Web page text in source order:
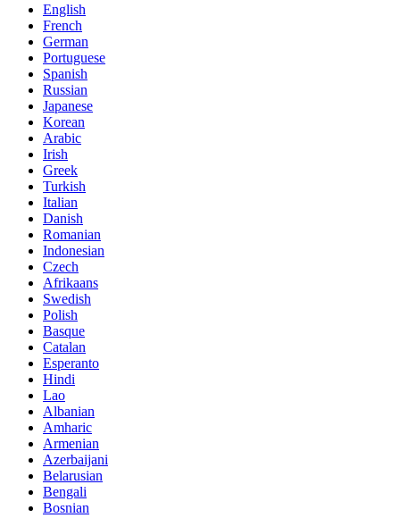
English
French
German
Portuguese
Spanish
Russian
Japanese
Korean
Arabic
Irish
Greek
Turkish
Italian
Danish
Romanian
Indonesian
Czech
Afrikaans
Swedish
Polish
Basque
Catalan
Esperanto
Hindi
Lao
Albanian
Amharic
Armenian
Azerbaijani
Belarusian
Bengali
Bosnian